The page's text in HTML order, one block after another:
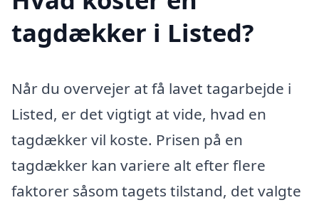
tagdækker i Listed?
Når du overvejer at få lavet tagarbejde i
Listed, er det vigtigt at vide, hvad en
tagdækker vil koste. Prisen på en
tagdækker kan variere alt efter flere
faktorer såsom tagets tilstand, det valgte